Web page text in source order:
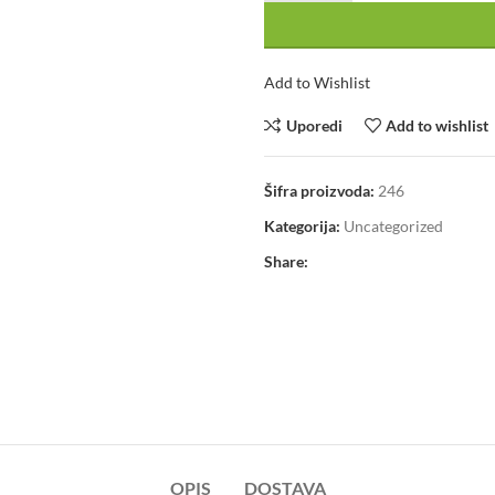
Add to Wishlist
Uporedi Add to wishlist
Šifra proizvoda: 246
Kategorija: Uncategorized
Share:
OPIS DOSTAVA